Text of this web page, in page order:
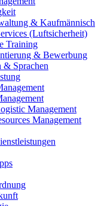
& Kaufmännisch
(Luftsicherheit)
Training
& Bewerbung
& Sprachen
Management
Management